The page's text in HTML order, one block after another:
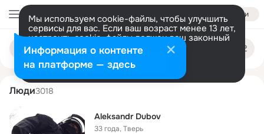
Войти
Мы используем cookie-файлы, чтобы улучшить
сервисы для вас. Если ваш возраст менее 13 лет,
настроить cookie-файлы должен ваш законный
представитель. Больше информации
Разрешить все Настроить
Поиск
людям
aleksandr dubov
Люди3018
Aleksandr Dubov
33 года,Тверь
Информация о контенте
на платформе — здесь